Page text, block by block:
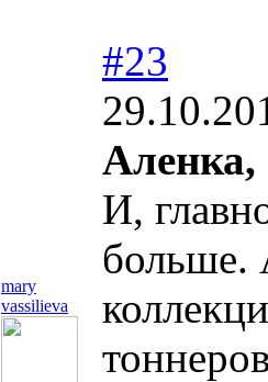
mary
vassilieva
#23
Аленка,
И,
больше.